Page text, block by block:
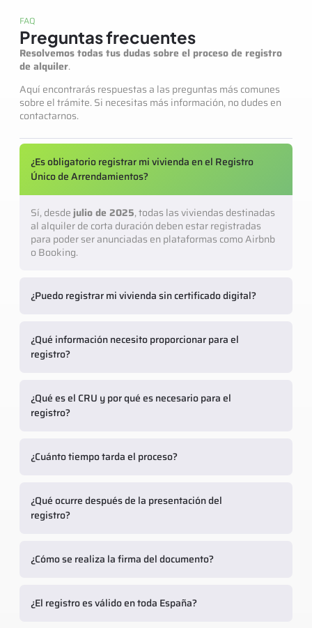
FAQ
Preguntas frecuentes
Resolvemos todas tus dudas sobre el proceso de registro
de alquiler.
Aquí encontrarás respuestas a las preguntas más comunes
sobre el trámite. Si necesitas más información, no dudes en
contactarnos.
¿Es obligatorio registrar mi vivienda en el Registro
Único de Arrendamientos?
Sí, desde julio de 2025, todas las viviendas destinadas
al alquiler de corta duración deben estar registradas
para poder ser anunciadas en plataformas como Airbnb
o Booking.
¿Puedo registrar mi vivienda sin certificado digital?
¿Qué información necesito proporcionar para el
registro?
¿Qué es el CRU y por qué es necesario para el
registro?
¿Cuánto tiempo tarda el proceso?
¿Qué ocurre después de la presentación del
registro?
¿Cómo se realiza la firma del documento?
¿El registro es válido en toda España?